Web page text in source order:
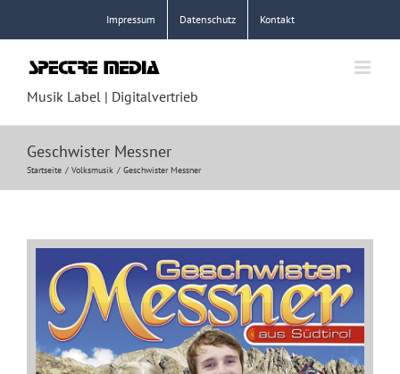
springen
Impressum Datenschutz Kontakt
Musik Label | Digitalvertrieb
Geschwister Messner
Startseite Volksmusik Geschwister Messner